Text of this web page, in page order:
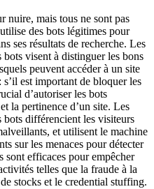
nuire, mais tous ne sont pas
des bots légitimes pour
ses résultats de recherche. Les
visent à distinguer les bons
peuvent accéder à un site
est important de bloquer les
d’autoriser les bots
la pertinence d’un site. Les
bots différencient les visiteurs
et utilisent le machine
sur les menaces pour détecter
sont efficaces pour empêcher
telles que la fraude à la
stocks et le credential stuffing.